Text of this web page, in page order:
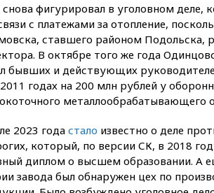
фигурировал в уголовном деле,
с платежами за отопление,
ставшего районом Подольска,
В октябре того же года
бывших и действующих
годах на 200 млн рублей у
металлообрабатывающего
2023 года стало известно о деле
который, по версии СК, в 2018
диплом о высшем образовании. А
завода был обнаружен цех по